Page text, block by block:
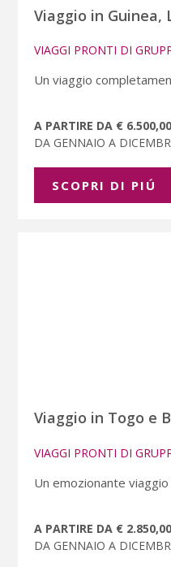
Viaggio in Guinea,
VIAGGI PRONTI DI
Un viaggio
A PARTIRE DA € 6.500,00
DA GENNAIO A
SCOPRI DI PIÚ
Viaggio in Togo e
VIAGGI PRONTI DI
Un emozionante
A PARTIRE DA € 2.850,00
DA GENNAIO A